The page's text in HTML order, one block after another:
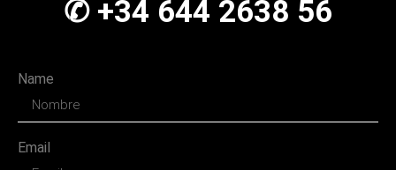
✆ +34 644 2638 56
Name
Email